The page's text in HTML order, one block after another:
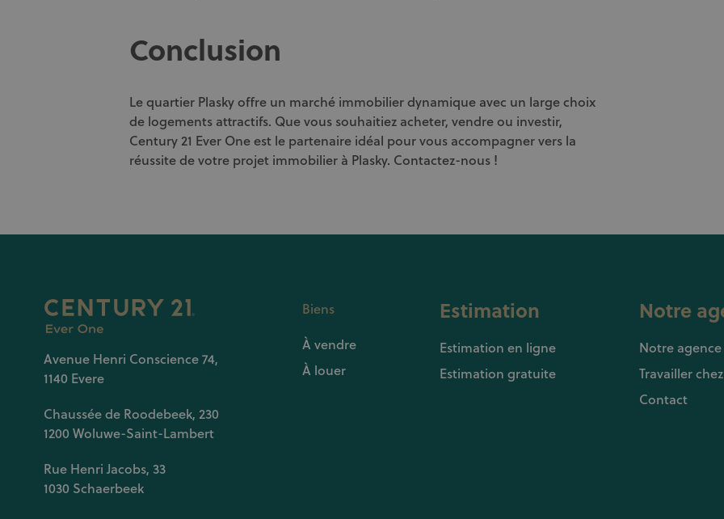
Conclusion
Le quartier Plasky offre un marché immobilier dynamique avec un large choix
de logements attractifs. Que vous souhaitiez acheter, vendre ou investir,
Century 21 Ever One est le partenaire idéal pour vous accompagner vers la
réussite de votre projet immobilier à Plasky. Contactez-nous !
Avenue Henri Conscience 74,
1140 Evere
Chaussée de Roodebeek, 230
1200 Woluwe-Saint-Lambert
Rue Henri Jacobs, 33
1030 Schaerbeek
Biens
À vendre
À louer
Estimation
Estimation en ligne
Estimation gratuite
Notre
Notre agence
Travailler
Contact